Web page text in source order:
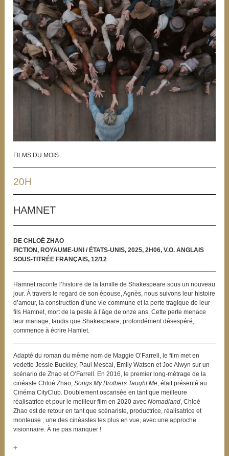
FILMS DU MOIS
20H
HAMNET
DE CHLOÉ ZHAO
FICTION, ROYAUME-UNI / ÉTATS-UNIS, 2025, 2H06, V.O. ANGLAIS
SOUS-TITRÉE FRANÇAIS, 12/12
Hamnet raconte l’histoire de la famille de Shakespeare sous un nouveau
jour. À travers le regard de son épouse, Agnès, nous suivons leur histoire
d’amour, la construction d’une vie commune et la perte tragique de leur
fils Hamnet, mort de la peste à l’âge de onze ans. Cette perte menace
leur mariage, tandis que Shakespeare, profondément désespéré,
commence à écrire Hamlet.
Adapté du roman du même nom de Maggie O’Farrell, le film met en
vedette Jessie Buckley, Paul Mescal, Emily Watson et Joe Alwyn sur un
scénario de Zhao et O’Farrell. En 2016, le premier long-métrage de la
cinéaste Chloé Zhao, Songs My Brothers Taught Me, était présenté au
Cinéma CityClub. Doublement oscarisée en tant que meilleure
réalisatrice et pour le meilleur film en 2020 avec Nomadland, Chloé
Zhao est de retour en tant que scénariste, productrice, réalisatrice et
monteuse ; une des cinéastes les plus en vue, avec une approche
visionnaire. À ne pas manquer !
+